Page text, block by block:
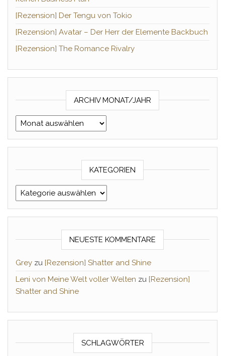
[Rezension] Der Tengu von Tokio
[Rezension] Avatar – Der Herr der Elemente Backbuch
[Rezension] The Romance Rivalry
ARCHIV MONAT/JAHR
Archiv Monat/Jahr
KATEGORIEN
Kategorien
NEUESTE KOMMENTARE
Grey zu [Rezension] Shatter and Shine
Leni von Meine Welt voller Welten zu [Rezension]
Shatter and Shine
SCHLAGWÖRTER